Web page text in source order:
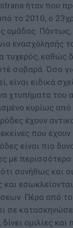
ήταν που
το 2010, ο
ομάδας.
ενασχόλησής
τυχερός, καθώς
σοβαρά. Όσο
είναι ειδικά
χτυπήματα του
κυρίως από
έχουν
που
είναι πιο
με περισσότερο
συνήθως και οι
και
Πέρα από
σε
δίνει ομιλίες